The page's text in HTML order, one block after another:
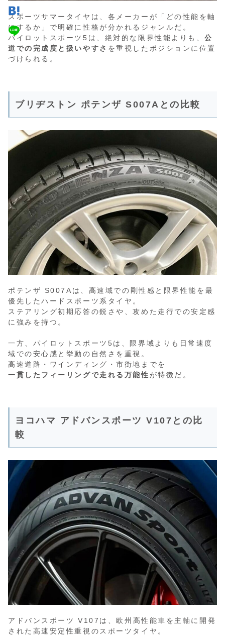
スポーツサマータイヤは、各メーカーが「どの性能を軸
にするか」で明確に性格が分かれるジャンルだ。
パイロットスポーツ5は、絶対的な限界性能よりも、公
道での完成度と扱いやすさ を重視したポジションに位置
づけられる。
ブリヂストン ポテンザ S007Aとの比較
ポテンザ S007Aは、高速域での剛性感と限界性能を最
優先したハードスポーツ系タイヤ。
ステアリング初期応答の鋭さや、攻めた走行での安定感
に強みを持つ。
一方、パイロットスポーツ5は、限界域よりも日常速度
域での安心感と挙動の自然さを重視。
高速道路・ワインディング・市街地までを
一貫したフィーリングで走れる万能性 が特徴だ。
ヨコハマ アドバンスポーツ V107との比
較
アドバンスポーツ V107は、欧州高性能車を主軸に開発
された高速安定性重視のスポーツタイヤ。